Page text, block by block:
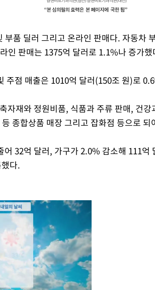
품 딜러 그리고 온라인 판매다. 자동차
인 판매는 1375억 달러로 1.1%나 증가했
주점 매출은 1010억 달러(150조 원)로
자재와 정원비품, 식품과 주류 판매, 건강
종합상품 매장 그리고 잡화점 등으로 되
32억 달러, 가구가 2.0% 감소해 111억
다.